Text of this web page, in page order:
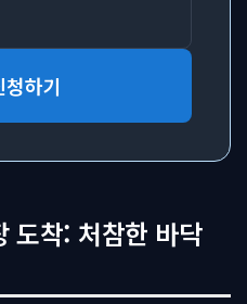
하기
도착: 처참한 바닥